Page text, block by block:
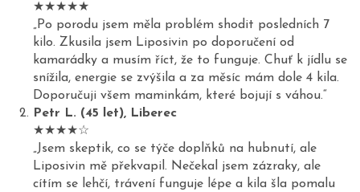
★★★★★
„Po porodu jsem měla problém shodit posledních 7
kilo. Zkusila jsem Liposivin po doporučení od
kamarádky a musím říct, že to funguje. Chuť k jídlu se
snížila, energie se zvýšila a za měsíc mám dole 4 kila.
Doporučuji všem maminkám, které bojují s váhou.“
Petr L. (45 let), Liberec
★★★★☆
„Jsem skeptik, co se týče doplňků na hubnutí, ale
Liposivin mě překvapil. Nečekal jsem zázraky, ale
cítím se lehčí, trávení funguje lépe a kila šla pomalu